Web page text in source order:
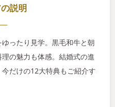
説明
ったり見学。黒毛和牛と朝
の魅力も体感。結婚式の進
だけの12大特典もご紹介す